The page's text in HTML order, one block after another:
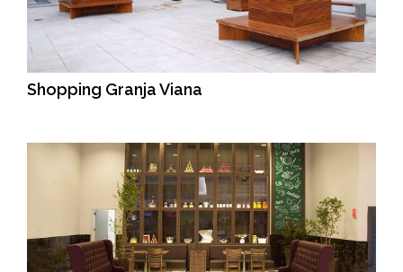
Shopping Granja Viana